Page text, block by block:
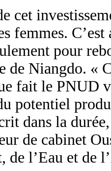
cet
femmes.
pour
de Niangdo. «
fait le PNUD
potentiel
dans la
de cabinet
de l’Eau et de